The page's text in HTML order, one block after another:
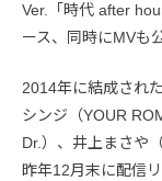
Ver.「時代 after
ース、同時にMVも
2014年に結成され
シンジ（YOUR
Dr.）、井上まさや
昨年12月末に配信